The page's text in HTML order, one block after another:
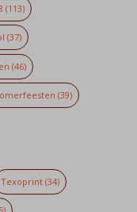
(113)
(37)
(46)
(39)
Texoprint (34)